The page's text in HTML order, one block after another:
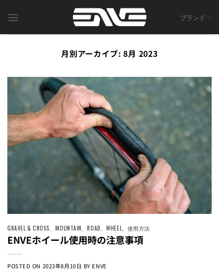
ブランド
月別アーカイブ:8月 2023
GRAVEL & CROSS 、MOUNTAIN 、ROAD 、WHEEL 使用方法
ENVEホイール使用時の注意事項
POSTED ON 2023年8月10日 BY ENVE